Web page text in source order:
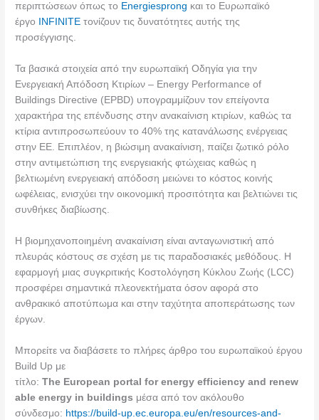
περιπτώσεων όπως το Energiesprong και το Ευρωπαϊκό
έργο
INFINITE τονίζουν τις δυνατότητες αυτής της
προσέγγισης.
Τα βασικά στοιχεία από την ευρωπαϊκή Οδηγία για την
Ενεργειακή Απόδοση Κτιρίων – Energy Performance of
Buildings Directive (EPBD) υπογραμμίζουν τον επείγοντα
χαρακτήρα της επένδυσης στην ανακαίνιση κτιρίων, καθώς τα
κτίρια αντιπροσωπεύουν το 40% της κατανάλωσης ενέργειας
στην ΕΕ. Επιπλέον, η βιώσιμη ανακαίνιση, παίζει ζωτικό ρόλο
στην αντιμετώπιση της ενεργειακής φτώχειας καθώς η
βελτιωμένη ενεργειακή απόδοση μειώνει το κόστος κοινής
ωφέλειας, ενισχύει την οικονομική προσιτότητα και βελτιώνει τις
συνθήκες διαβίωσης.
Η βιομηχανοποιημένη ανακαίνιση είναι ανταγωνιστική από
πλευράς κόστους σε σχέση με τις παραδοσιακές μεθόδους. Η
εφαρμογή μιας συγκριτικής Κοστολόγηση Κύκλου Ζωής (LCC)
προσφέρει σημαντικά πλεονεκτήματα όσον αφορά στο
ανθρακικό αποτύπωμα και στην ταχύτητα αποπεράτωσης των
έργων.
Μπορείτε να διαβάσετε το πλήρες άρθρο του ευρωπαϊκού έργου
Build Up με
τίτλο:The European portalforenergyefficiencyand renew
ableenergy in buildings μέσα από τον ακόλουθο
σύνδεσμο: https://build-up.ec.europa.eu/en/resources-and-